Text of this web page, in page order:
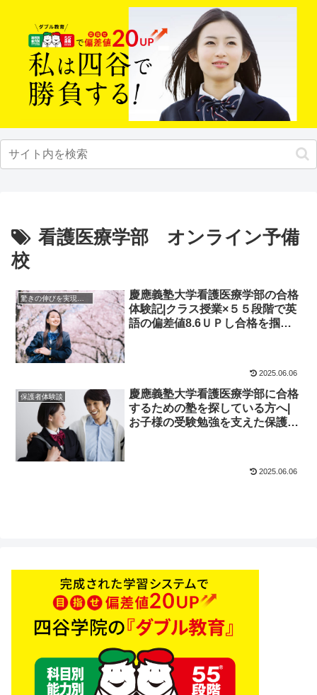
看護医療学部 オンライン予備
校
慶應義塾大学看護医療学部の合格
体験記|クラス授業×５５段階で英
語の偏差値8.6ＵＰし合格を掴ん
2025.06.06
保護者体験談
慶應義塾大学看護医療学部に合格
するための塾を探している方へ|
お子様の受験勉強を支えた保護者
2025.06.06